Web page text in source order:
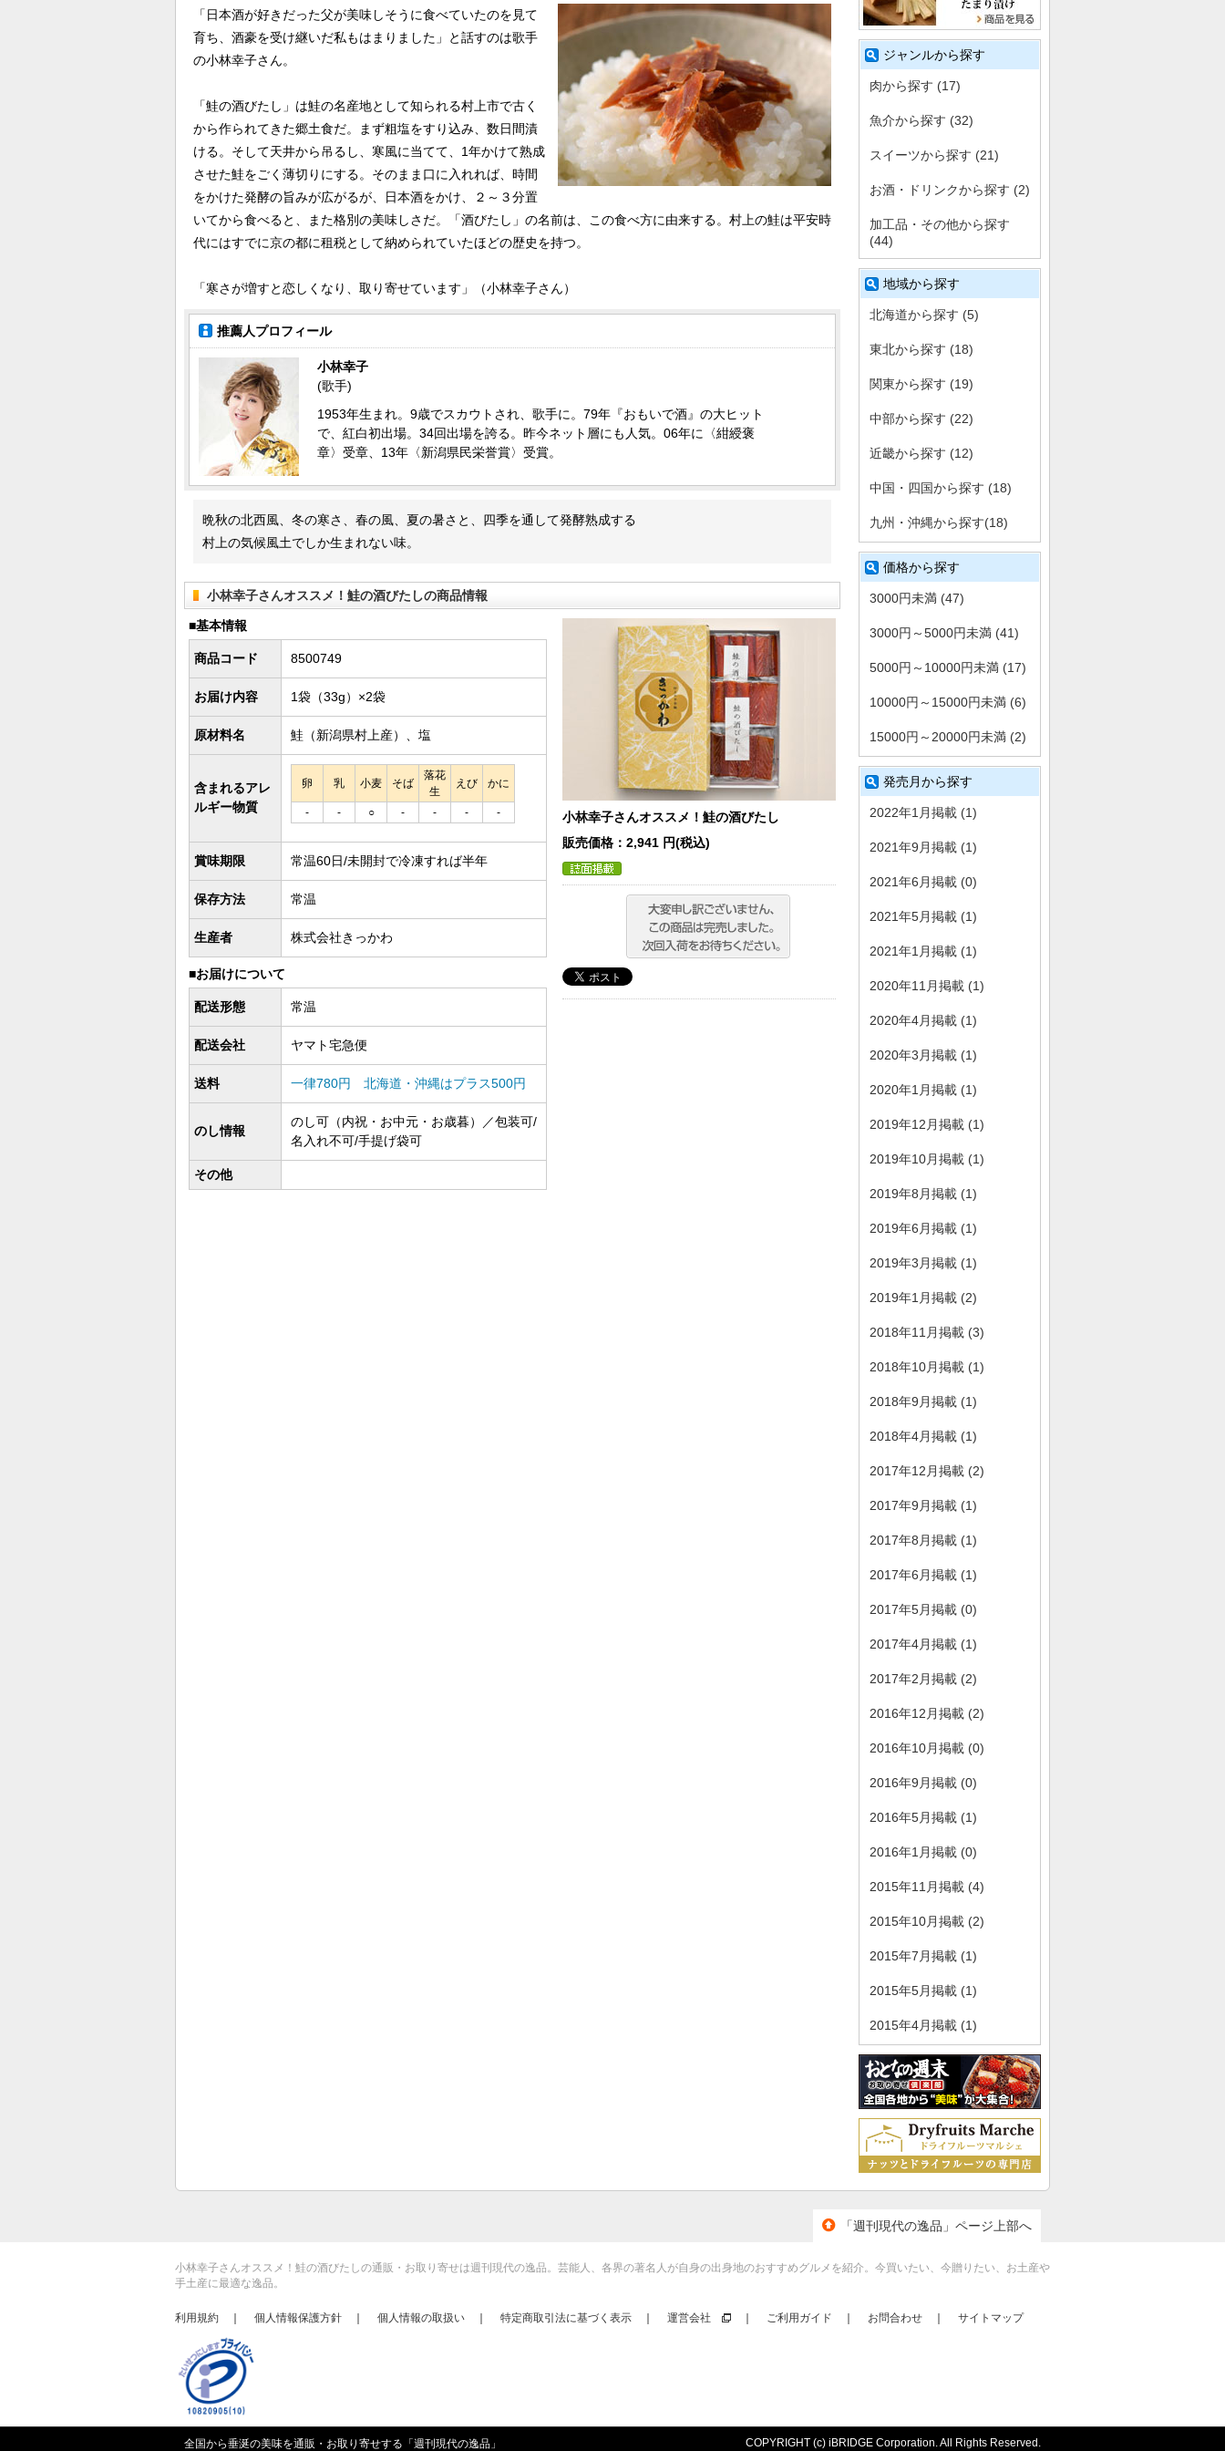
「日本酒が好きだった父が美味しそうに食べていたのを見て
育ち、酒豪を受け継いだ私もはまりました」と話すのは歌手
の小林幸子さん。
「鮭の酒びたし」は鮭の名産地として知られる村上市で古く
から作られてきた郷土食だ。まず粗塩をすり込み、数日間漬
ける。そして天井から吊るし、寒風に当てて、1年かけて熟成
させた鮭をごく薄切りにする。そのまま口に入れれば、時間
をかけた発酵の旨みが広がるが、日本酒をかけ、２～３分置
いてから食べると、また格別の美味しさだ。「酒びたし」の名前は、この食べ方に由来する。村上の鮭は平安時
代にはすでに京の都に租税として納められていたほどの歴史を持つ。
「寒さが増すと恋しくなり、取り寄せています」（小林幸子さん）
推薦人プロフィール
小林幸子
(歌手)
1953年生まれ。9歳でスカウトされ、歌手に。79年『おもいで酒』の大ヒット
で、紅白初出場。34回出場を誇る。昨今ネット層にも人気。06年に〈紺綬褒
章〉受章、13年〈新潟県民栄誉賞〉受賞。
晩秋の北西風、冬の寒さ、春の風、夏の暑さと、四季を通して発酵熟成する
村上の気候風土でしか生まれない味。
小林幸子さんオススメ！鮭の酒びたしの商品情報
■基本情報
商品コード 8500749
お届け内容 1袋（33g）×2袋
原材料名 鮭（新潟県村上産）、塩
含まれるアレ
ルギー物質
卵 乳 小麦 そば
落花
生
えび かに
- - ○ - - - -
賞味期限 常温60日/未開封で冷凍すれば半年
保存方法 常温
生産者 株式会社きっかわ
■お届けについて
配送形態 常温
配送会社 ヤマト宅急便
送料 一律780円 北海道・沖縄はプラス500円
のし情報
のし可（内祝・お中元・お歳暮）／包装可/
名入れ不可/手提げ袋可
その他
小林幸子さんオススメ！鮭の酒びたし
販売価格：2,941 円(税込)
ジャンルから探す
肉から探す (17)
魚介から探す (32)
スイーツから探す (21)
お酒・ドリンクから探す (2)
加工品・その他から探す
(44)
地域から探す
北海道から探す (5)
東北から探す (18)
関東から探す (19)
中部から探す (22)
近畿から探す (12)
中国・四国から探す (18)
九州・沖縄から探す(18)
価格から探す
3000円未満 (47)
3000円～5000円未満 (41)
5000円～10000円未満 (17)
10000円～15000円未満 (6)
15000円～20000円未満 (2)
発売月から探す
2022年1月掲載 (1)
2021年9月掲載 (1)
2021年6月掲載 (0)
2021年5月掲載 (1)
2021年1月掲載 (1)
2020年11月掲載 (1)
2020年4月掲載 (1)
2020年3月掲載 (1)
2020年1月掲載 (1)
2019年12月掲載 (1)
2019年10月掲載 (1)
2019年8月掲載 (1)
2019年6月掲載 (1)
2019年3月掲載 (1)
2019年1月掲載 (2)
2018年11月掲載 (3)
2018年10月掲載 (1)
2018年9月掲載 (1)
2018年4月掲載 (1)
2017年12月掲載 (2)
2017年9月掲載 (1)
2017年8月掲載 (1)
2017年6月掲載 (1)
2017年5月掲載 (0)
2017年4月掲載 (1)
2017年2月掲載 (2)
2016年12月掲載 (2)
2016年10月掲載 (0)
2016年9月掲載 (0)
2016年5月掲載 (1)
2016年1月掲載 (0)
2015年11月掲載 (4)
2015年10月掲載 (2)
2015年7月掲載 (1)
2015年5月掲載 (1)
2015年4月掲載 (1)
「週刊現代の逸品」ページ上部へ
小林幸子さんオススメ！鮭の酒びたしの通販・お取り寄せは週刊現代の逸品。芸能人、各界の著名人が自身の出身地のおすすめグルメを紹介。今買いたい、今贈りたい、お土産や
手土産に最適な逸品。
利用規約 個人情報保護方針 個人情報の取扱い 特定商取引法に基づく表示 運営会社 ご利用ガイド お問合わせ サイトマップ
全国から垂涎の美味を通販・お取り寄せする「 週刊現代の逸品 」 COPYRIGHT (c) iBRIDGE Corporation. All Rights Reserved.